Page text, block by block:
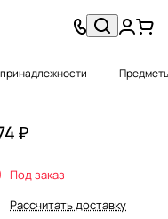
₽
Под заказ
Рассчитать доставку